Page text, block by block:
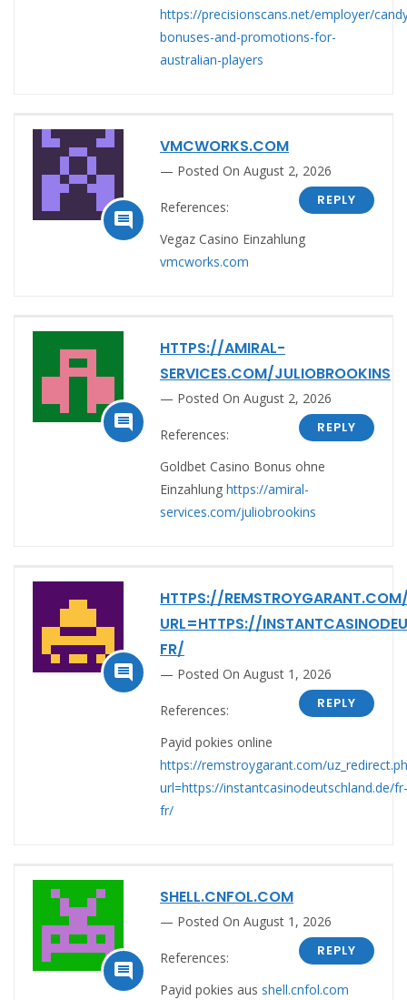
https://precisionscans.net/employer/
bonuses-and-promotions-for-
australian-players

VMCWORKS.COM
Posted On August 2, 2026
REPLY
References:
Vegaz Casino Einzahlung
vmcworks.com

HTTPS://AMIRAL-
SERVICES.COM/JULIOBROOKINS
Posted On August 2, 2026
REPLY
References:
Goldbet Casino Bonus ohne
Einzahlung https://amiral-
services.com/juliobrookins

HTTPS://
URL=HTTPS://
FR/
Posted On August 1, 2026
REPLY
References:
Payid pokies online
https://remstroygarant.com/
url=https://instantcasinodeutschland.de/fr-
fr/

SHELL.CNFOL.COM
Posted On August 1, 2026
REPLY
References:
Payid pokies aus shell.cnfol.com